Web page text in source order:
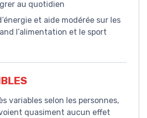
au quotidien
et aide modérée sur les
l’alimentation et le sport
variables selon les personnes,
quasiment aucun effet